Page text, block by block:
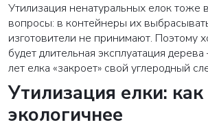
Утилизация ненатуральных елок тоже
вопросы: в контейнеры их
изготовители не принимают. Поэтому
будет длительная эксплуатация
лет елка «закроет» свой углеродный
Утилизация елки: как
экологичнее